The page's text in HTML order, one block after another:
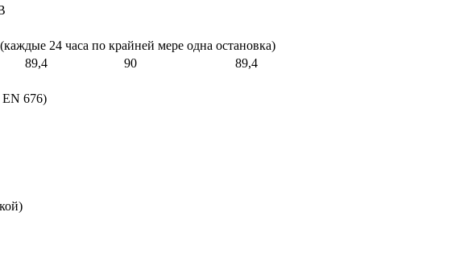
24 часа по крайней мере одна остановка)
89,4 90
89,4
EN 676)